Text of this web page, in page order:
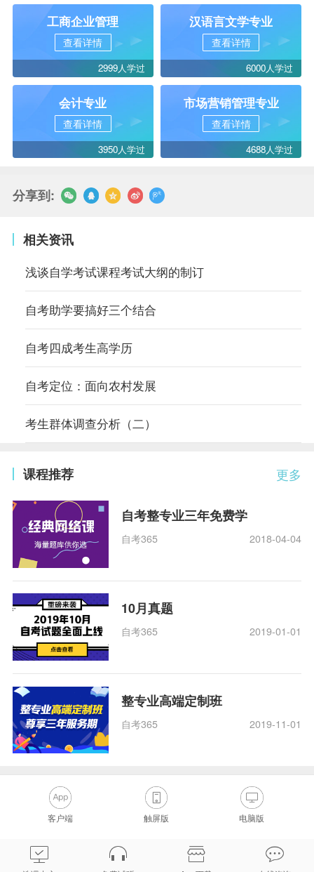
工商企业管理
查看详情
2999人学过
汉语言文学专业
查看详情
6000人学过
会计专业
查看详情
3950人学过
市场营销管理专业
查看详情
4688人学过
分享到:
相关资讯
浅谈自学考试课程考试大纲的制订
自考助学要搞好三个结合
自考四成考生高学历
自考定位：面向农村发展
考生群体调查分析（二）
更多
课程推荐
自考整专业三年免费学
自考365 2018-04-04
10月真题
自考365 2019-01-01
整专业高端定制班
自考365 2019-11-01
客户端 触屏版 电脑版